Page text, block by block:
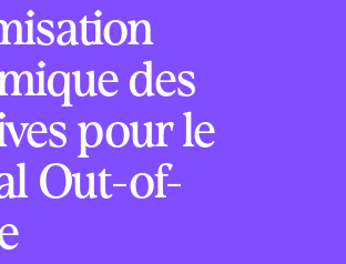
des
pour le
Out-of-